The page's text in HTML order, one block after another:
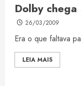
Dolby chega
26/03/2009
Era o que faltava
LEIA MAIS